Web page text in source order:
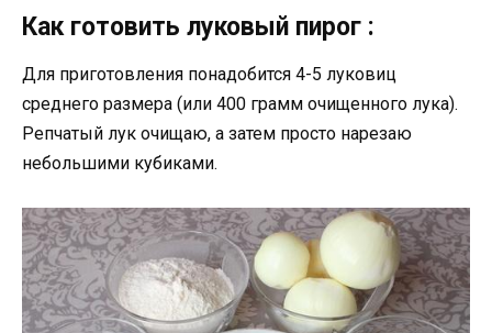
Как готовить луковый пирог :
Для приготовления понадобится 4-5 луковиц
среднего размера (или 400 грамм очищенного лука).
Репчатый лук очищаю, а затем просто нарезаю
небольшими кубиками.